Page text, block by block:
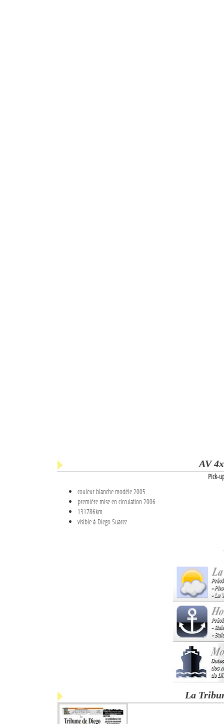
AV
Pick-
couleur blanche modèle 2005
première mise en circulation 2006
131786km
visible à Diego Suarez
La